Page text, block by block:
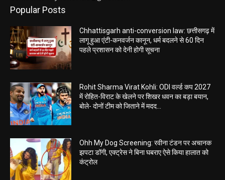
Popular Posts
Chhattisgarh anti-conversion law: छत्तीसगढ़ में
लागू हुआ एंटी-कनवर्जन कानून, धर्म बदलने से 60 दिन
पहले प्रशासन को देनी होगी सूचना
Rohit Sharma Virat Kohli: ODI वर्ल्ड कप 2027
में रोहित-विराट के खेलने पर शिखर धवन का बड़ा बयान,
बोले- दोनों टीम को जिताने में मदद...
Ohh My Dog Screening: रवीना टंडन पर अचानक
झपटा डॉगी, एक्ट्रेस ने बिना घबराए ऐसे किया हालात को
कंट्रोल